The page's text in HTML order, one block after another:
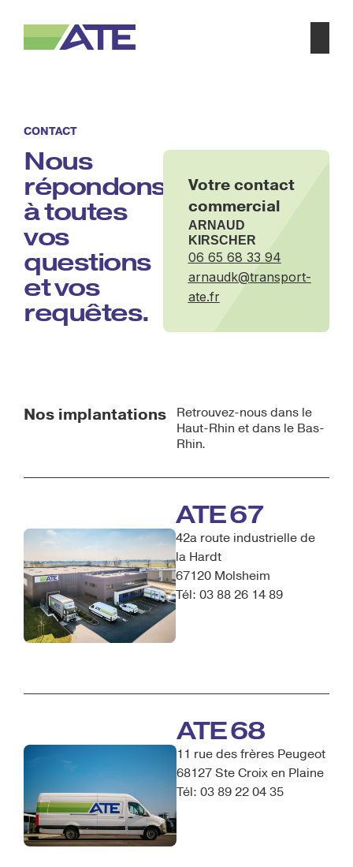
CONTACT
Nous
répondons
à toutes
vos
questions
et vos
requêtes.
Votre contact
commercial
ARNAUD
KIRSCHER
06 65 68 33 94
arnaudk@transport-
ate.fr
Nos implantations
Retrouvez-nous dans le
Haut-Rhin et dans le Bas-
Rhin.
ATE 67
42a route industrielle de
la Hardt
67120 Molsheim
Tél: 03 88 26 14 89
ATE 68
11 rue des frères Peugeot
68127 Ste Croix en Plaine
Tél: 03 89 22 04 35